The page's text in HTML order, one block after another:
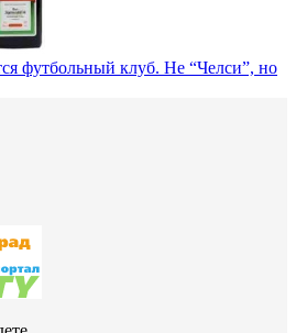
футбольный клуб. Не “Челси”, но